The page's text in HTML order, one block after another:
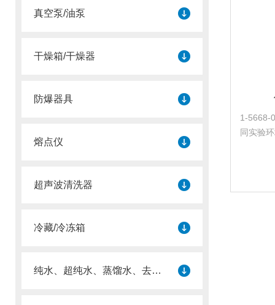
真空泵/油泵
干燥箱/干燥器
防爆器具
熔点仪
超声波清洗器
冷藏/冷冻箱
纯水、超纯水、蒸馏水、去离子水
1-5668-
同实验